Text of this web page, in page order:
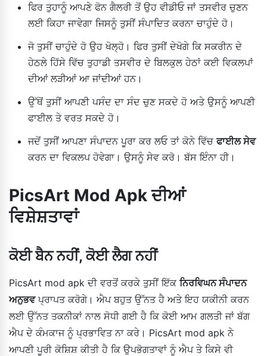
ਫਿਰ ਤੁਹਾਨੂੰ ਆਪਣੇ ਫੋਨ ਗੈਲਰੀ ਤੋਂ ਉਹ ਵੀਡੀਓ ਜਾਂ ਤਸਵੀਰ ਚੁਣਨ
ਲਈ ਕਿਹਾ ਜਾਵੇਗਾ ਜਿਸਨੂੰ ਤੁਸੀਂ ਸੰਪਾਦਿਤ ਕਰਨਾ ਚਾਹੁੰਦੇ ਹੋ।
ਜੋ ਤੁਸੀਂ ਚਾਹੁੰਦੇ ਹੋ ਉਹ ਖੋਲ੍ਹੋ। ਫਿਰ ਤੁਸੀਂ ਦੇਖੋਗੇ ਕਿ ਸਕਰੀਨ ਦੇ
ਹੇਠਲੇ ਹਿੱਸੇ ਵਿੱਚ ਤੁਹਾਡੀ ਤਸਵੀਰ ਦੇ ਬਿਲਕੁਲ ਹੇਠਾਂ ਕਈ ਵਿਕਲਪਾਂ
ਦੀਆਂ ਲੜੀਆਂ ਆ ਜਾਂਦੀਆਂ ਹਨ।
ਉੱਥੋਂ ਤੁਸੀਂ ਆਪਣੀ ਪਸੰਦ ਦਾ ਸੰਦ ਚੁਣ ਸਕਦੇ ਹੋ ਅਤੇ ਉਸਨੂੰ ਆਪਣੀ
ਫਾਈਲ ਤੇ ਵਰਤ ਸਕਦੇ ਹੋ।
ਜਦੋਂ ਤੁਸੀਂ ਆਪਣਾ ਸੰਪਾਦਨ ਪੂਰਾ ਕਰ ਲਓ ਤਾਂ ਕੋਨੇ ਵਿੱਚਫਾਈਲ ਸੇਵ
ਕਰਨ ਦਾ ਵਿਕਲਪ ਹੋਵੇਗਾ। ਉਸਨੂੰ ਸੇਵ ਕਰੋ। ਬੱਸ ਇੰਨਾ ਹੀ।
PicsArt Mod Apk ਦੀਆਂ
ਵਿਸ਼ੇਸ਼ਤਾਵਾਂ
ਕੋਈ ਬੈਨ ਨਹੀਂ, ਕੋਈ ਲੈਗ ਨਹੀਂ
PicsArt mod apk ਦੀ ਵਰਤੋਂ ਕਰਕੇ ਤੁਸੀਂ ਇੱਕ ਨਿਰਵਿਘਨ ਸੰਪਾਦਨ
ਅਨੁਭਵਪ੍ਰਾਪਤ ਕਰੋਗੇ। ਐਪ ਬਹੁਤ ਉੱਨਤ ਹੈ ਅਤੇ ਇਹ ਯਕੀਨੀ ਕਰਨ
ਲਈ ਉੱਨਤ ਤਕਨੀਕਾਂ ਨਾਲ ਸੋਧੀ ਗਈ ਹੈ ਕਿ ਕੋਈ ਆਮ ਗਲਤੀ ਜਾਂ ਬੱਗ
ਐਪ ਦੇ ਕੰਮਕਾਜ ਨੂੰ ਪ੍ਰਭਾਵਿਤ ਨਾ ਕਰੇ। PicsArt mod apk ਨੇ
ਆਪਣੀ ਪੂਰੀ ਕੋਸ਼ਿਸ਼ ਕੀਤੀ ਹੈ ਕਿ ਉਪਭੋਗਤਾਵਾਂ ਨੂੰ ਐਪ ਤੇ ਕਿਸੇ ਵੀ